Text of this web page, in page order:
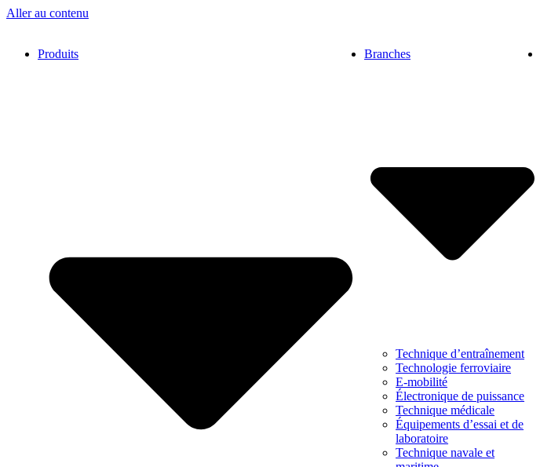
Aller au contenu
Produits Branches
Technique d’entraînement
Technologie ferroviaire
E-mobilité
Électronique de puissance
Technique médicale
Équipements d’essai et de
laboratoire
Technique navale et